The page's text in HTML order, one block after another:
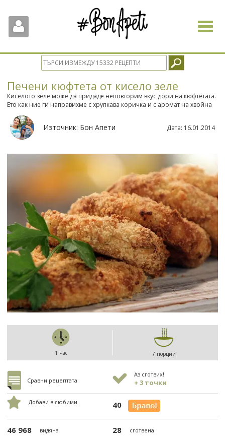
Toggle
Печени кюфтета от кисело зеле
Киселото зеле може да придаде неповторим вкус дори на кюфтетата.
Ето как ние ги направихме с хрупкава коричка и с аромат на хвойна
Източник: Бон Апети Дата: 16.01.2014
1 час 7 порции
Сравни рецептата
Аз сготвих!
+ 3 точки
Добави в любими 40
46 968 видяна 28 сготвена